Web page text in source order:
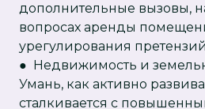
дополнительные вызовы,
вопросах аренды
урегулирования
● Недвижимость и
Умань, как активно
сталкивается с